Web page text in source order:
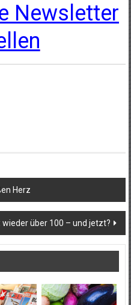
Newsletter
Herz
über 100 – und jetzt?